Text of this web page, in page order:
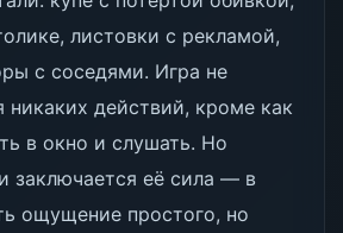
листовки с рекламой,
с соседями. Игра не
никаких действий, кроме как
в окно и слушать. Но
заключается её сила — в
ощущение простого, но